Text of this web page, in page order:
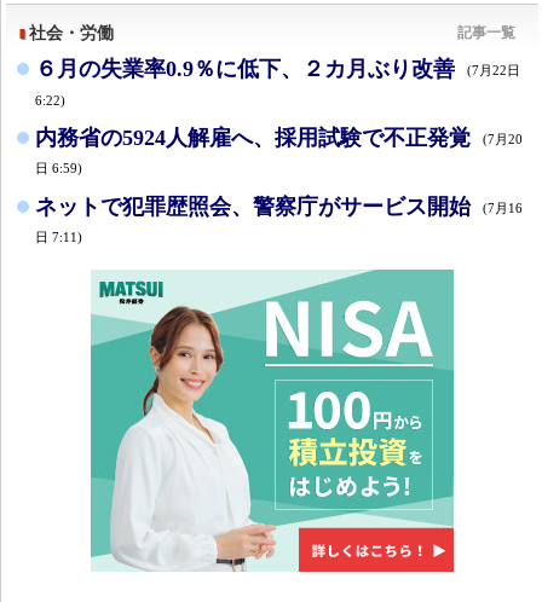
社会・労働 記事一覧
６月の失業率0.9％に低下、２カ月ぶり改善 (7月22日
6:22)
内務省の5924人解雇へ、採用試験で不正発覚
(7月20
日 6:59)
ネットで犯罪歴照会、警察庁がサービス開始
(7月16
日 7:11)